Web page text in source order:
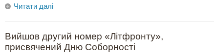
Читати далі
Вийшов другий номер «Літфронту»,
присвячений Дню Соборності